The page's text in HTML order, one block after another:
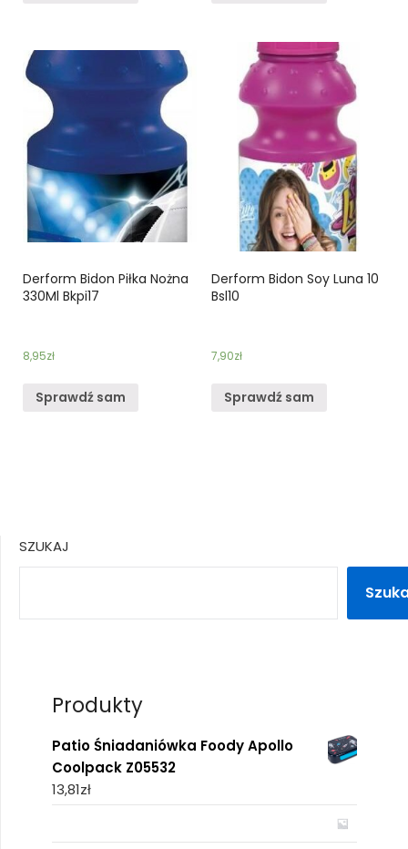
Derform Bidon Piłka Nożna
330Ml Bkpi17
8,95zł
Sprawdź sam
Derform Bidon Soy Luna 10
Bsl10
7,90zł
Sprawdź sam
SZUKAJ
Produkty
Patio Śniadaniówka Foody Apollo
Coolpack Z05532
13,81zł